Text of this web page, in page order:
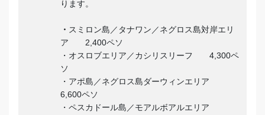
ります。
・ スミロン島／タナワン／ネグロス島対岸エリ
ア 2,400ペソ
・オスロブエリア／カシリスリーフ 4,300ペ
ソ
・アポ島／ネグロス島ダーウィンエリア
6,600ペソ
・ペスカドール島／モアルボアルエリア